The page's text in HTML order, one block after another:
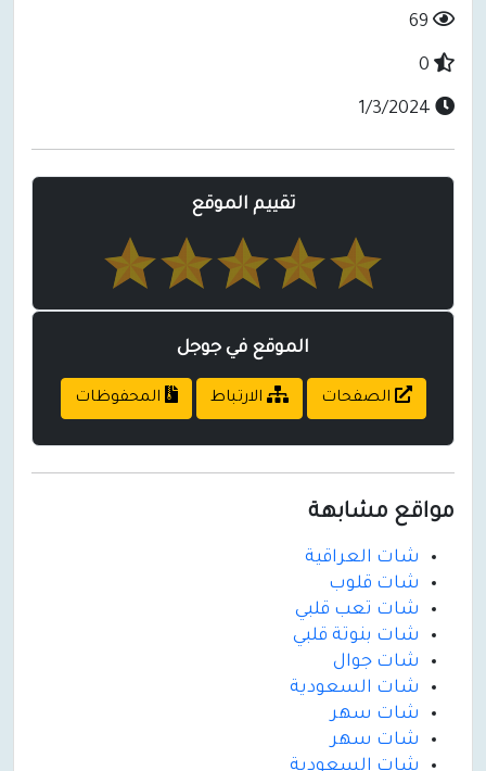
تقييم الموقع
الموقع في جوجل
الصفحات الارتباط المحفوظات
مواقع مشابهة
شات العراقية
شات قلوب
شات تعب قلبي
شات بنوتة قلبي
شات جوال
شات السعودية
شات سهر
شات سهر
شات السعودية